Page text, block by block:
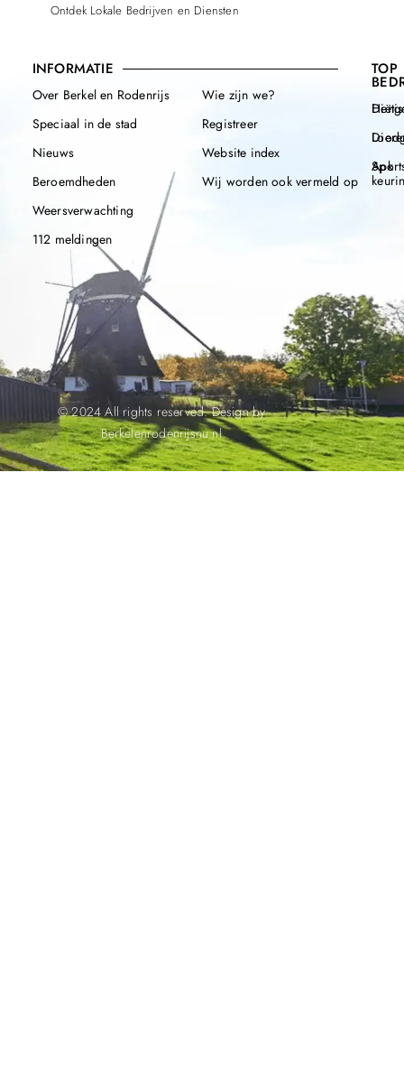
Ontdek Lokale Bedrijven en Diensten
INFORMATIE
Over Berkel en Rodenrijs
Speciaal in de stad
Nieuws
Beroemdheden
Weersverwachting
112 meldingen
Wie zijn we?
Registreer
Website index
Wij worden ook vermeld op
TOP
Apk
© 2024 All rights reserved. Design by
Berkelenrodenrijsnu.nl